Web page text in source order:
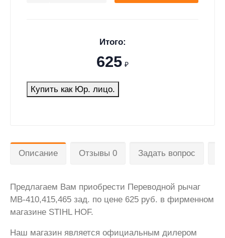
Итого:
625 ₽
Купить как Юр. лицо.
Описание Отзывы 0 Задать вопрос
Предлагаем Вам приобрести Переводной рычаг
МВ-410,415,465 зад. по цене 625 руб. в фирменном
магазине STIHL HOF.
Наш магазин является официальным дилером